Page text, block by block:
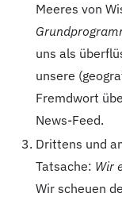
Meeres von
uns als
unsere
Fremdwort
News-Feed.
Drittens und
Tatsache: Wir
Wir scheuen